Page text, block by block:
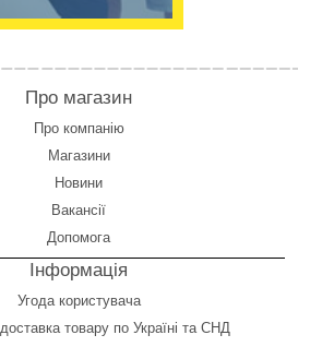
Про магазин
Про компанію
Магазини
Новини
Вакансії
Допомога
Інформація
Угода користувача
доставка товару по Україні та СНД